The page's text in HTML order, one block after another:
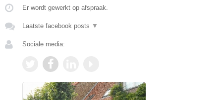
Er wordt gewerkt op afspraak.
Laatste facebook posts ▼
Sociale media: